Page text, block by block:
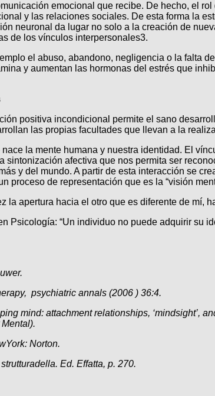
emocional que recibe. De hecho, el
y las relaciones sociales. De esta forma la
neuronal da lugar no solo a la creación de
de los vínculos interpersonales3.
el abuso, abandono, negligencia o la falta
y aumentan las hormonas del estrés que
positiva incondicional permite el sano
las propias facultades que llevan a la
la mente humana y nuestra identidad. El
afectiva que nos permita ser
y del mundo. A partir de esta interacción se
proceso de representación que es la “visión
la apertura hacia el otro que es diferente de mí,
Psicología: “Un individuo no puede adquirir su
psychiatric annals (2006 ) 36:4.
mind: attachment relationships, ‘mindsight’,
Norton.
Ed. Effatta, p. 270.